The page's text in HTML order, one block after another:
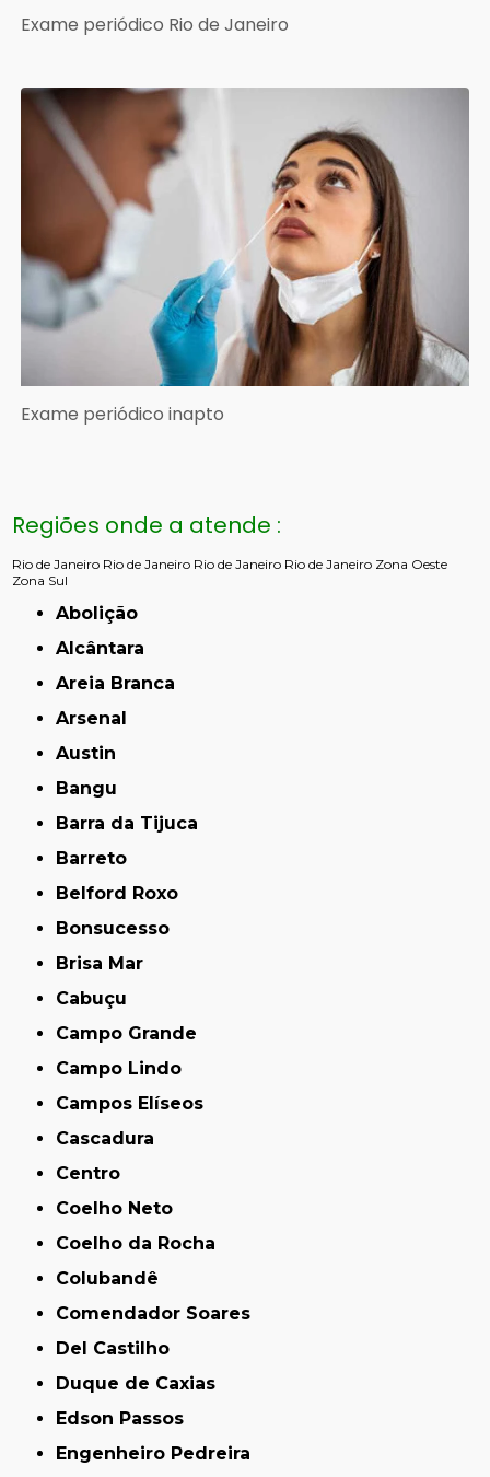
Exame periódico Rio de Janeiro
Exame periódico inapto
Regiões onde a atende :
Rio de Janeiro Rio de Janeiro Rio de Janeiro Rio de Janeiro Zona Oeste
Zona Sul
Abolição
Alcântara
Areia Branca
Arsenal
Austin
Bangu
Barra da Tijuca
Barreto
Belford Roxo
Bonsucesso
Brisa Mar
Cabuçu
Campo Grande
Campo Lindo
Campos Elíseos
Cascadura
Centro
Coelho Neto
Coelho da Rocha
Colubandê
Comendador Soares
Del Castilho
Duque de Caxias
Edson Passos
Engenheiro Pedreira